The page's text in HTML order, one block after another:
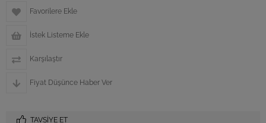
Favorilere Ekle
İstek Listeme Ekle
Karşılaştır
Fiyat Düşünce Haber Ver
TAVSIYE ET